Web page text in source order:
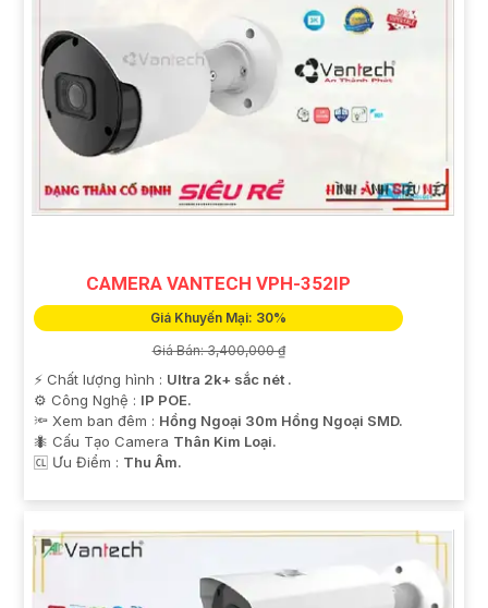
CAMERA VANTECH VPH-352IP
Giá Khuyến Mại: 30%
Giá Bán: 3,400,000 ₫
️⚡ Chất lượng hình : Ultra 2k+ sắc nét .
⚙ Công Nghệ : IP POE.
🔦 Xem ban đêm : Hồng Ngoại 30m Hồng Ngoại SMD.
🐜 Cấu Tạo Camera Thân Kim Loại.
️🆑 Ưu Điểm : Thu Âm.